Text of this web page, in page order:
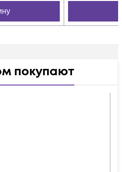
покупают